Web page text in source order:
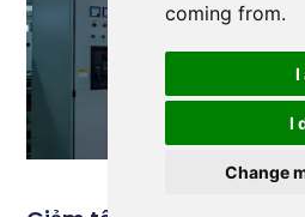
coming from.
I
I
Change